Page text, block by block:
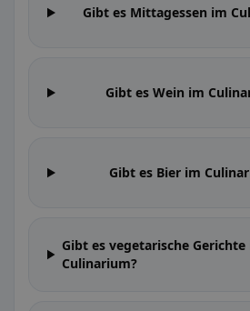
Gibt es Mittagessen im
Gibt es Wein im
Gibt es Bier im
Gibt es vegetarische Gerichte
Culinarium?